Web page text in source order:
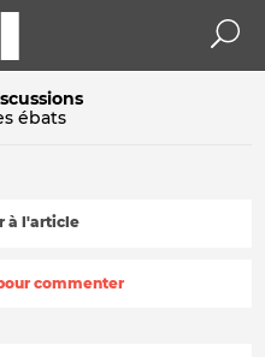
ébats
à l'article
commenter